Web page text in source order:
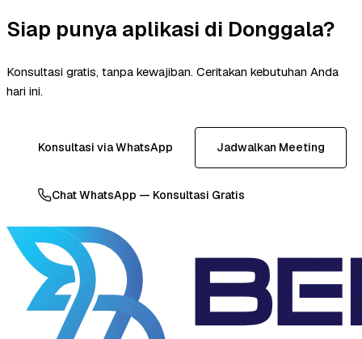
Siap punya aplikasi di Donggala?
Konsultasi gratis, tanpa kewajiban. Ceritakan kebutuhan Anda
hari ini.
Konsultasi via WhatsApp Jadwalkan Meeting
Chat WhatsApp — Konsultasi Gratis